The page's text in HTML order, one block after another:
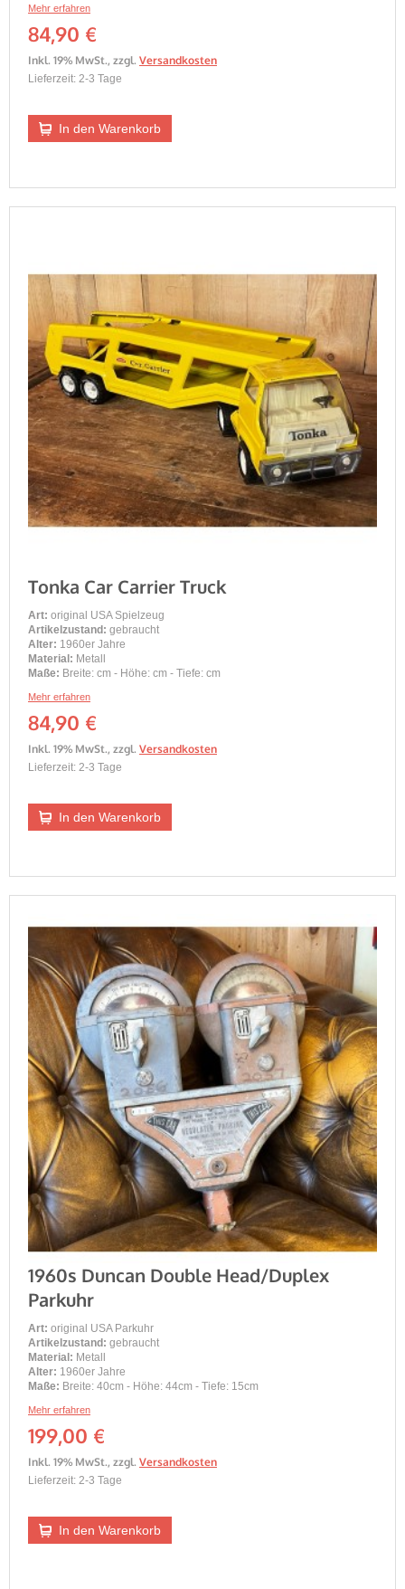
Mehr erfahren
84,90 €
Inkl. 19% MwSt., zzgl. Versandkosten
Lieferzeit: 2-3 Tage
In den Warenkorb
Tonka Car Carrier Truck
Art: original USA Spielzeug
Artikelzustand: gebraucht
Alter: 1960er Jahre
Material: Metall
Maße: Breite: cm - Höhe: cm - Tiefe: cm
Mehr erfahren
84,90 €
Inkl. 19% MwSt., zzgl. Versandkosten
Lieferzeit: 2-3 Tage
In den Warenkorb
1960s Duncan Double Head/Duplex
Parkuhr
Art: original USA Parkuhr
Artikelzustand: gebraucht
Material: Metall
Alter: 1960er Jahre
Maße: Breite: 40cm - Höhe: 44cm - Tiefe: 15cm
Mehr erfahren
199,00 €
Inkl. 19% MwSt., zzgl. Versandkosten
Lieferzeit: 2-3 Tage
In den Warenkorb